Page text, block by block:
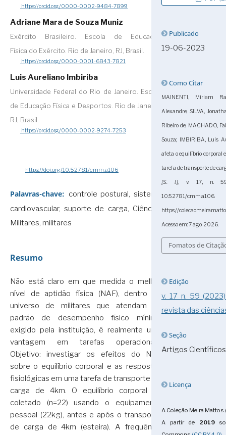
https://orcid.org/0000-0002-9484-7899
Adriane Mara de Souza Muniz
Exército Brasileiro. Escola de Educação
Física do Exército. Rio de Janeiro, RJ, Brasil.
https://orcid.org/0000-0001-6843-7821
Luis Aureliano Imbiriba
Universidade Federal do Rio de Janeiro. Escola
de Educação Física e Desportos. Rio de Janeiro,
RJ, Brasil.
https://orcid.org/0000-0002-9274-7253
https://doi.org/10.52781/cmm.a106
Palavras-chave: controle postural, sistema
cardiovascular, suporte de carga, Ciências
Militares, militares
Resumo
Não está claro em que medida o melhor
nível de aptidão física (NAF), dentro do
universo de militares que atendam ao
padrão de desempenho físico mínimo
exigido pela instituição, é realmente uma
vantagem em tarefas operacionais.
Objetivo: investigar os efeitos do NAF
sobre o equilíbrio corporal e as respostas
fisiológicas em uma tarefa de transporte de
carga de 4km. O equilíbrio corporal foi
coletado (n=22) usando o equipamento
pessoal (22kg), antes e após o transporte
de carga de 4km (esteira). A frequência
Publicado
19-06-2023
Como Citar
MAINENTI, Miriam
Alexandre; SILVA,
Ribeiro de; MACHADO,
Souza; IMBIRIBA, Luis
afeta o equilíbrio corporal
tarefa de transporte de
[S. l.], v. 17, n.
10.52781/
https://
Acesso em: 7 ago. 2026.
Fomatos de
Edição
v. 17 n. 59
revista das
Seção
Artigos Científicos
Licença
A Coleção Meira
A partir de 2019